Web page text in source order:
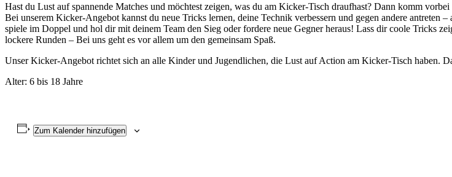
Hast du Lust auf spannende Matches und möchtest zeigen, was du am Kicker-Tisch draufhast? Dann komm
Bei unserem Kicker-Angebot kannst du neue Tricks lernen, deine Technik verbessern und gegen andere antreten
spiele im Doppel und hol dir mit deinem Team den Sieg oder fordere neue Gegner heraus! Lass dir coole Tricks
lockere Runden – Bei uns geht es vor allem um den gemeinsam Spaß.
Unser Kicker-Angebot richtet sich an alle Kinder und Jugendlichen, die Lust auf Action am Kicker-Tisch haben.
Alter: 6 bis 18 Jahre
Zum Kalender hinzufügen